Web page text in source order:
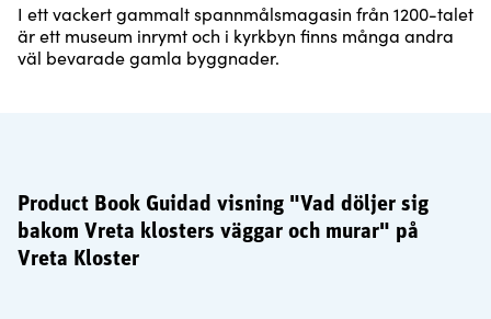
I ett vackert gammalt spannmålsmagasin från 1200-talet
är ett museum inrymt och i kyrkbyn finns många andra
väl bevarade gamla byggnader.
Product Book Guidad visning "Vad döljer sig
bakom Vreta klosters väggar och murar" på
Vreta Kloster